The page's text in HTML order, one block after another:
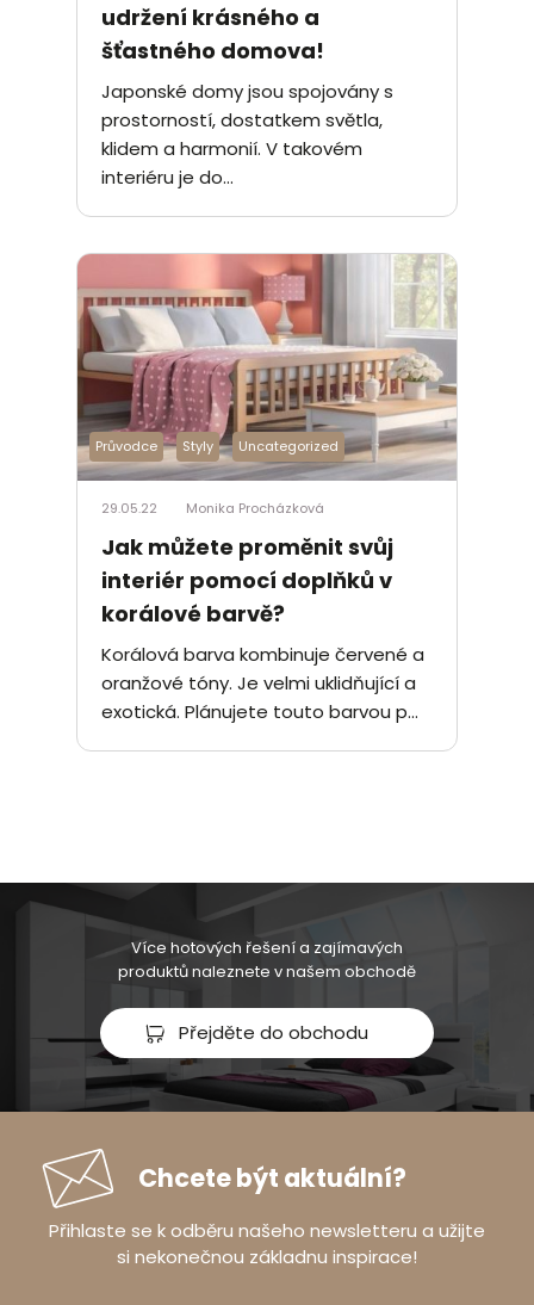
udržení krásného a
šťastného domova!
Japonské domy jsou spojovány s
prostorností, dostatkem světla,
klidem a harmonií. V takovém
interiéru je do...
Průvodce Styly Uncategorized
29.05.22 Monika Procházková
Jak můžete proměnit svůj
interiér pomocí doplňků v
korálové barvě?
Korálová barva kombinuje červené a
oranžové tóny. Je velmi uklidňující a
exotická. Plánujete touto barvou p...
Více hotových řešení a zajímavých
produktů naleznete v našem obchodě
Přejděte do obchodu
Chcete být aktuální?
Přihlaste se k odběru našeho newsletteru a užijte
si nekonečnou základnu inspirace!